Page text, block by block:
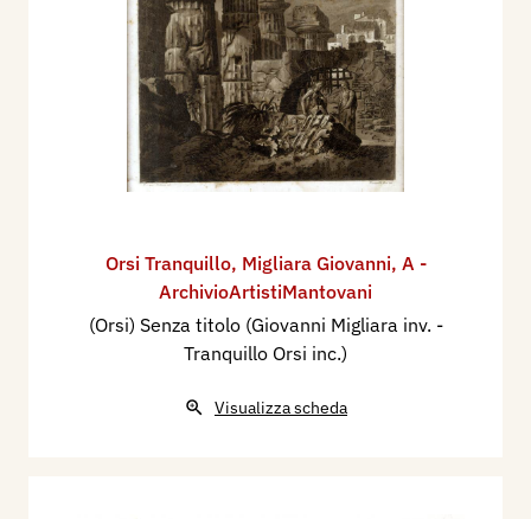
Orsi Tranquillo, Migliara Giovanni, A -
ArchivioArtistiMantovani
(Orsi) Senza titolo (Giovanni Migliara inv. -
Tranquillo Orsi inc.)
Visualizza scheda